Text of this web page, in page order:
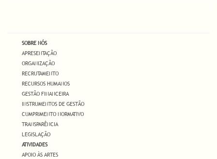
SOBRE NÓS
APRESENTAÇÃO
ORGANIZAÇÃO
RECRUTAMENTO
RECURSOS HUMANOS
GESTÃO FINANCEIRA
INSTRUMENTOS DE GESTÃO
CUMPRIMENTO NORMATIVO
TRANSPARÊNCIA
LEGISLAÇÃO
ATIVIDADES
APOIO ÀS ARTES